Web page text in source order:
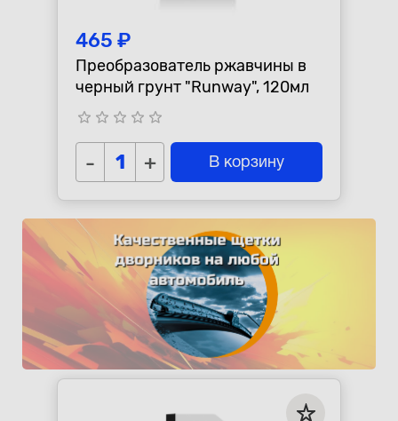
465 ₽
Преобразователь ржавчины в
черный грунт "Runway", 120мл
star_border star_border star_border star_border star_border
- + В корзину